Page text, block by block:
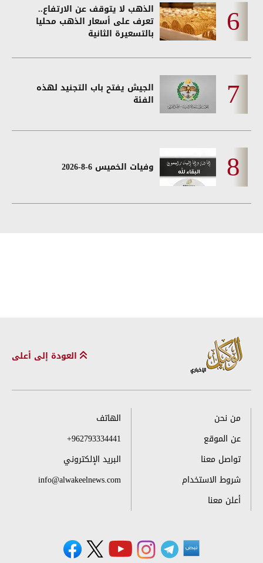
الذهب لا يتوقف عن الارتفاع..
تعرف على أسعار الذهب محليا
بالتسعيرة الثانية
الجيش يفتح باب التجنيد لهذه
الفئة
وفيات الخميس 6-8-2026
العودة إلى أعلى
من نحن
عن الموقع
تواصل معنا
شروط الاستخدام
أعلن معنا
الهاتف
+962793334441
البريد الإلكتروني
info@alwakeelnews.com